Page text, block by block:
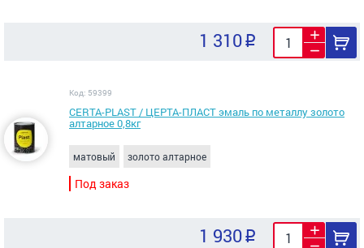
1 310
Код: 59399
CERTA-PLAST / ЦЕРТА-ПЛАСТ эмаль по металлу золото
алтарное 0,8кг
матовый золото алтарное
Под заказ
1 930